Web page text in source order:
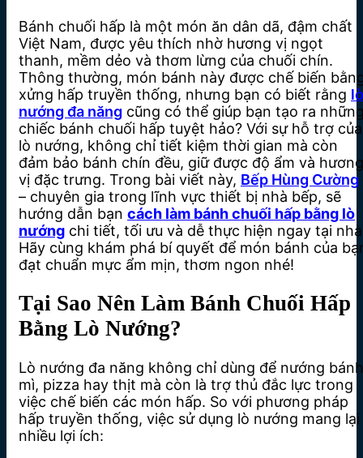
Bánh chuối hấp là một món ăn dân dã, đậm chất
Việt Nam, được yêu thích nhờ hương vị ngọt
thanh, mềm dẻo và thơm lừng của chuối chín.
Thông thường, món bánh này được chế biến
xửng hấp truyền thống, nhưng bạn có biết rằng lò
nướng đa năng cũng có thể giúp bạn tạo ra
chiếc bánh chuối hấp tuyệt hảo? Với sự hỗ trợ của
lò nướng, không chỉ tiết kiệm thời gian mà còn
đảm bảo bánh chín đều, giữ được độ ẩm và hương
vị đặc trưng. Trong bài viết này, Bếp Hùng Cường
– chuyên gia trong lĩnh vực thiết bị nhà bếp, sẽ
hướng dẫn bạn cách làm bánh chuối hấp bằng lò
nướng chi tiết, tối ưu và dễ thực hiện ngay tại
Hãy cùng khám phá bí quyết để món bánh của
đạt chuẩn mực ẩm mịn, thơm ngon nhé!
Tại Sao Nên Làm Bánh Chuối Hấp
Bằng Lò Nướng?
Lò nướng đa năng không chỉ dùng để nướng bánh
mì, pizza hay thịt mà còn là trợ thủ đắc lực trong
việc chế biến các món hấp. So với phương pháp
hấp truyền thống, việc sử dụng lò nướng mang lại
nhiều lợi ích: